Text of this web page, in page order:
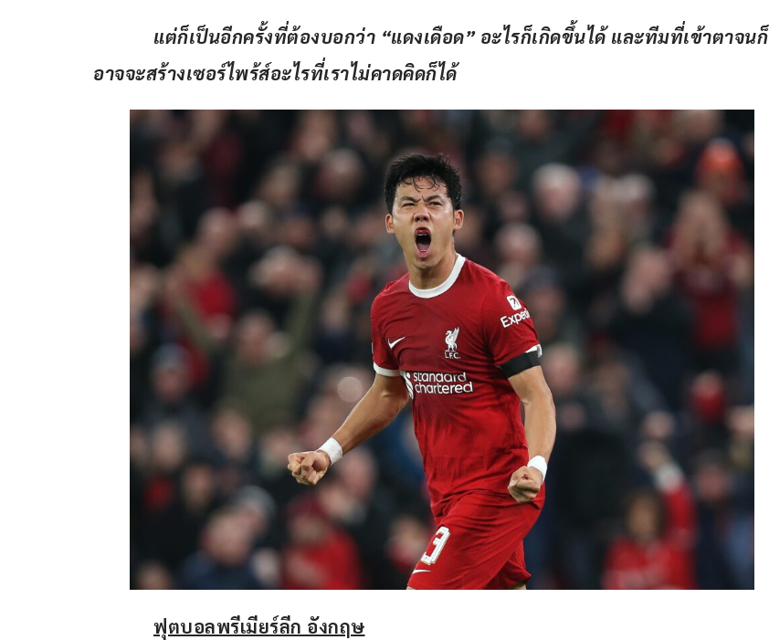
แต่ก็เป็นอีกครั้งที่ต้องบอกว่า “แดงเดือด” อะไรก็เกิดขึ้นได้ และทีมที่เข้าตาจนก็
อาจจะสร้างเซอร์ไพร้ส์อะไรที่เราไม่คาดคิดก็ได้
ฟุตบอลพรีเมียร์ลีก อังกฤษ